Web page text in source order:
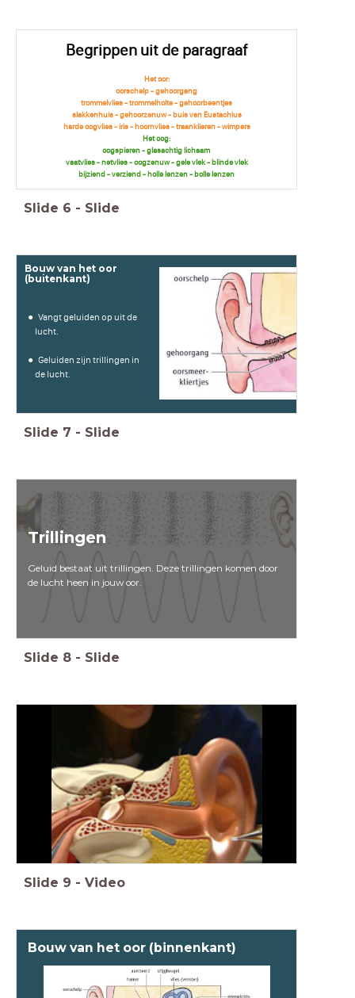
Begrippen uit de paragraaf
Het oor:
oorschelp - gehoorgang
trommelvlies - trommelholte - gehoorbeentjes
slakkenhuis - gehoorzenuw - buis van Eustachius
harde oogvlies - iris - hoornvlies - traanklieren - wimpers
Het oog:
oogspieren - glasachtig lichaam
vaatvlies - netvlies - oogzenuw - gele vlek - blinde vlek
bijziend - verziend - holle lenzen - bolle lenzen
Slide 6 - Slide
Bouw van het oor
(buitenkant)
Vangt geluiden op uit de
lucht.
Geluiden zijn trillingen in
de lucht.
Slide 7 - Slide
Trillingen
Geluid bestaat uit trillingen. Deze trillingen komen door
de lucht heen in jouw oor.
Slide 8 - Slide
Slide 9 - Video
Bouw van het oor (binnenkant)